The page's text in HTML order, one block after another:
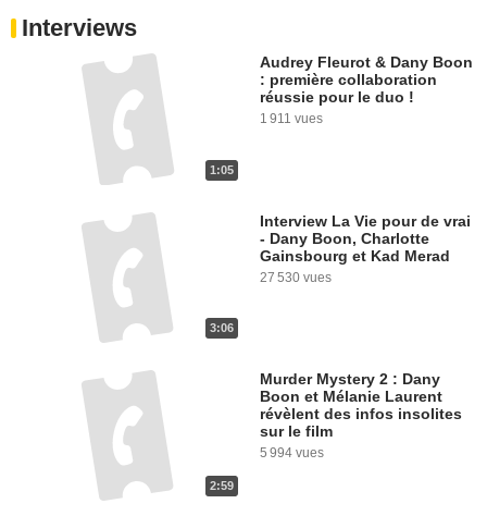
Interviews
1:05
Audrey Fleurot & Dany Boon
: première collaboration
réussie pour le duo !
1 911 vues
3:06
Interview La Vie pour de vrai
- Dany Boon, Charlotte
Gainsbourg et Kad Merad
27 530 vues
2:59
Murder Mystery 2 : Dany
Boon et Mélanie Laurent
révèlent des infos insolites
sur le film
5 994 vues